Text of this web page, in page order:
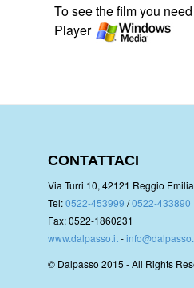
To see the film you
Player
CONTATTACI
Via Turri 10, 42121 Reggio
Tel:0522-453999 /0522-433890
Fax: 0522-1860231
www.dalpasso.it-
© Dalpasso 2015 - All Rights